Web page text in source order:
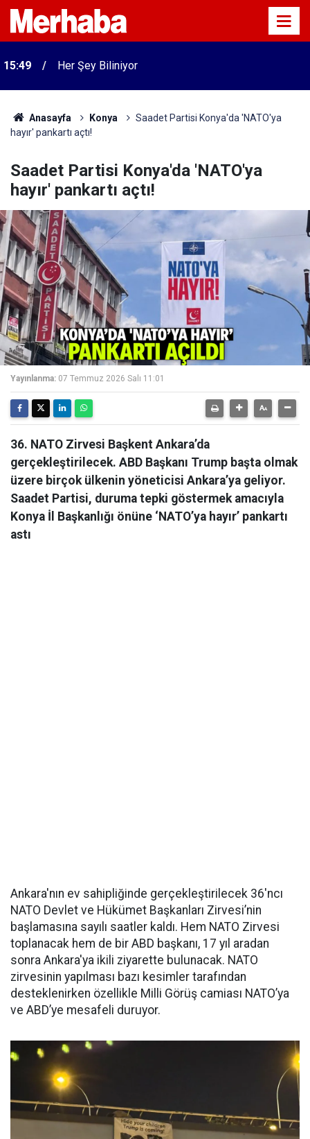
15:49 Her Şey Biliniyor
Anasayfa Konya
Saadet Partisi Konya'da 'NATO'ya
hayır' pankartı açtı!
Saadet Partisi Konya'da 'NATO'ya
hayır' pankartı açtı!
Yayınlanma: 07 Temmuz 2026 Salı 11:01
36. NATO Zirvesi Başkent Ankara’da
gerçekleştirilecek. ABD Başkanı Trump başta olmak
üzere birçok ülkenin yöneticisi Ankara’ya geliyor.
Saadet Partisi, duruma tepki göstermek amacıyla
Konya İl Başkanlığı önüne ‘NATO’ya hayır’ pankartı
astı
Ankara'nın ev sahipliğinde gerçekleştirilecek 36'ncı
NATO Devlet ve Hükümet Başkanları Zirvesi’nin
başlamasına sayılı saatler kaldı. Hem NATO Zirvesi
toplanacak hem de bir ABD başkanı, 17 yıl aradan
sonra Ankara'ya ikili ziyarette bulunacak. NATO
zirvesinin yapılması bazı kesimler tarafından
desteklenirken özellikle Milli Görüş camiası NATO’ya
ve ABD’ye mesafeli duruyor.